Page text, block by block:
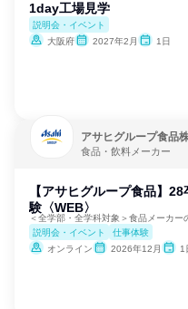
1day工場見学
説明会・イベント
大阪府
2027年2月 1日
アサヒグループ食品
食品・飲料メーカー
【アサヒグループ食品】
験〈WEB〉
＜全学部・全学科対象＞食品メーカー
説明会・イベント
仕事体験
オンライン
2026年12月 1